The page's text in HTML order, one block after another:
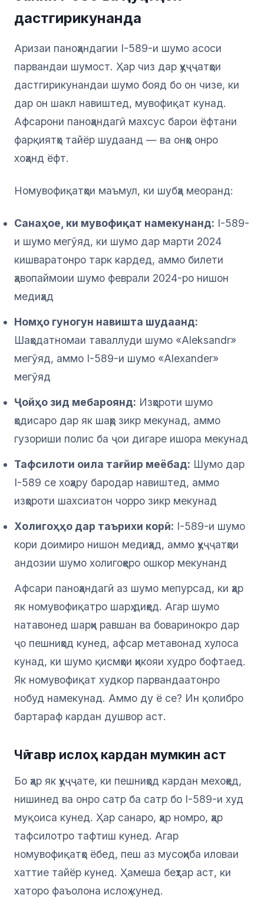
дастгирикунанда
Аризаи паноҳандагии I-589-и шумо асоси
парвандаи шумост. Ҳар чиз дар ҳуҷҷатҳои
дастгирикунандаи шумо бояд бо он чизе, ки
дар он шакл навиштед, мувофиқат кунад.
Афсарони паноҳандагӣ махсус барои ёфтани
фарқиятҳо тайёр шудаанд — ва онҳо онро
хоҳанд ёфт.
Номувофиқатҳои маъмул, ки шубҳа меоранд:
Санаҳое, ки мувофиқат намекунанд: I-589-
и шумо мегӯяд, ки шумо дар марти 2024
кишваратонро тарк кардед, аммо билети
ҳавопаймоии шумо феврали 2024-ро нишон
медиҳад
Номҳо гуногун навишта шудаанд:
Шаҳодатномаи таваллуди шумо «Aleksandr»
мегӯяд, аммо I-589-и шумо «Alexander»
мегӯяд
Ҷойҳо зид мебароянд: Изҳороти шумо
ҳодисаро дар як шаҳр зикр мекунад, аммо
гузориши полис ба ҷои дигаре ишора мекунад
Тафсилоти оила тағйир меёбад: Шумо дар
I-589 се хоҳару бародар навиштед, аммо
изҳороти шахсиатон чорро зикр мекунад
Холигоҳҳо дар таърихи корӣ: I-589-и шумо
кори доимиро нишон медиҳад, аммо ҳуҷҷатҳои
андозии шумо холигоҳеро ошкор мекунанд
Афсари паноҳандагӣ аз шумо мепурсад, ки ҳар
як номувофиқатро шарҳ диҳед. Агар шумо
натавонед шарҳи равшан ва боваринокро дар
ҷо пешниҳод кунед, афсар метавонад хулоса
кунад, ки шумо қисмҳои ҳикояи худро бофтаед.
Як номувофиқат худкор парвандаатонро
нобуд намекунад. Аммо ду ё се? Ин қолибро
бартараф кардан душвор аст.
Чӣ тавр ислоҳ кардан мумкин аст
Бо ҳар як ҳуҷҷате, ки пешниҳод кардан мехоҳед,
нишинед ва онро сатр ба сатр бо I-589-и худ
муқоиса кунед. Ҳар санаро, ҳар номро, ҳар
тафсилотро тафтиш кунед. Агар
номувофиқатҳо ёбед, пеш аз мусоҳиба иловаи
хаттие тайёр кунед. Ҳамеша беҳтар аст, ки
хаторо фаъолона ислоҳ кунед.